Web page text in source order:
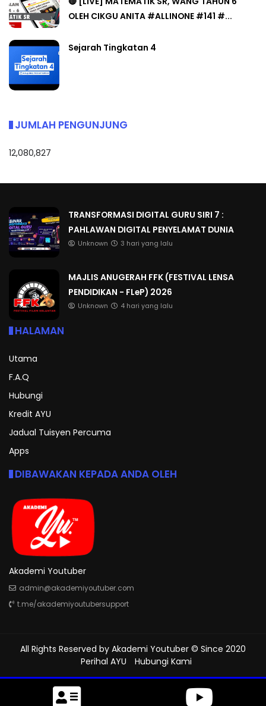
OLEH CIKGU ANITA #ALLINONE #141 #...
Sejarah Tingkatan 4
JUMLAH PENGUNJUNG
12,080,827
TRANSFORMASI DIGITAL GURU SIRI 7 :
PAHLAWAN DIGITAL PENYELAMAT DUNIA
Unknown 3 hari yang lalu
MAJLIS ANUGERAH FFK (FESTIVAL LENSA
PENDIDIKAN - FLeP) 2026
Unknown 4 hari yang lalu
HALAMAN
Utama
F.A.Q
Hubungi
Kredit AYU
Jadual Tuisyen Percuma
Apps
DIBAWAKAN KEPADA ANDA OLEH
Akademi Youtuber
admin@akademiyoutuber.com
t.me/akademiyoutubersupport
All Rights Reserved by Akademi Youtuber © Since 2020
Perihal AYU
Hubungi Kami